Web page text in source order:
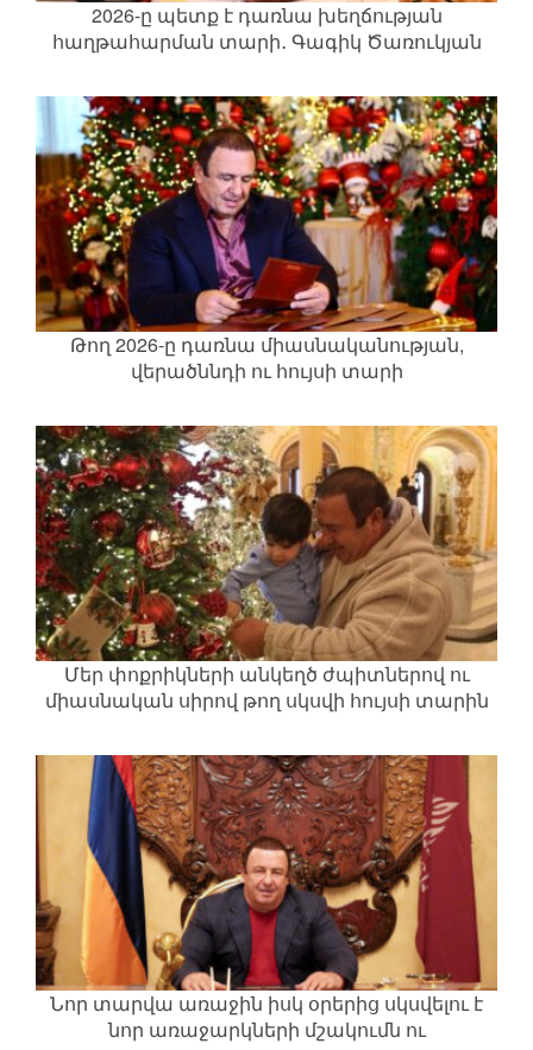
2026-ը պետք է դառնա խեղճության
հաղթահարման տարի․ Գագիկ Ծառուկյան
Թող 2026-ը դառնա միասնականության,
վերածննդի ու հույսի տարի
Մեր փոքրիկների անկեղծ ժպիտներով ու
միասնական սիրով թող սկսվի հույսի տարին
Նոր տարվա առաջին իսկ օրերից սկսվելու է
նոր առաջարկների մշակումն ու